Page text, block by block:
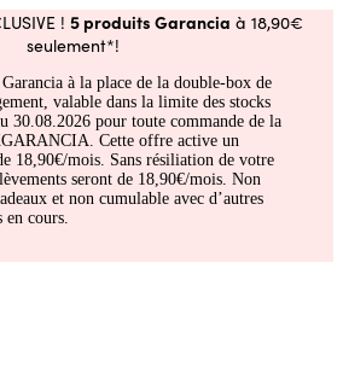
! 5 produits Garancia à 18,90€
seulement*!
à la place de la double-box de
valable dans la limite des stocks
30.08.2026 pour toute commande de la
Cette offre active un
18,90€/mois. Sans résiliation de votre
seront de 18,90€/mois. Non
et non cumulable avec d’autres
cours.